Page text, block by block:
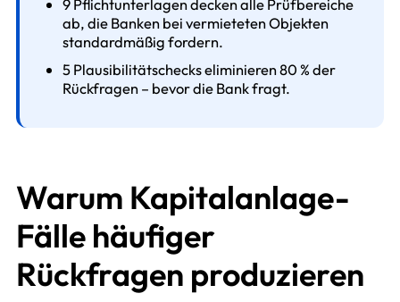
9 Pflichtunterlagen decken alle Prüfbereiche
ab, die Banken bei vermieteten Objekten
standardmäßig fordern.
5 Plausibilitätschecks eliminieren 80 % der
Rückfragen – bevor die Bank fragt.
Warum Kapitalanlage-
Fälle häufiger
Rückfragen produzieren